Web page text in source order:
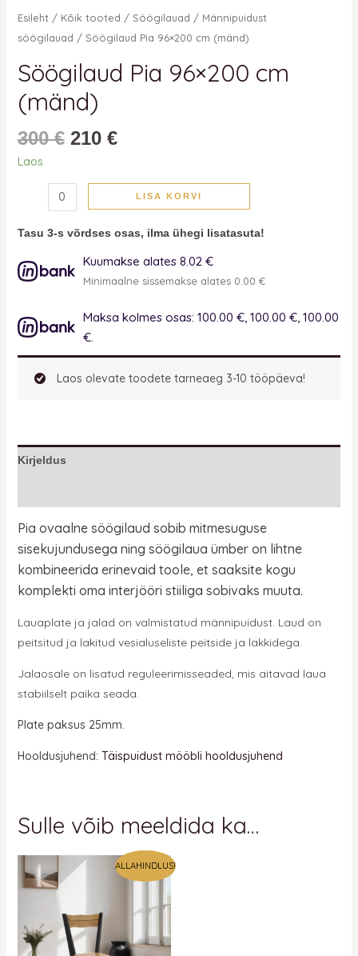
Esileht/ Kõik tooted / Söögilauad / Männipuidust
söögilauad / Söögilaud Pia 96×200 cm (mänd)
Söögilaud Pia 96×200 cm
(mänd)
300€ 210 €
Laos
LISA KORVI
Tasu 3-s võrdses osas, ilma ühegi lisatasuta!
Kuumakse alates 8.02 €
Minimaalne sissemakse alates 0.00 €
Maksa kolmes osas: 100.00 €, 100.00 €, 100.00
€.
Laos olevate toodete tarneaeg 3-10 tööpäeva!
Kirjeldus
Pia ovaalne söögilaud sobib mitmesuguse
sisekujundusega ning söögilaua ümber on lihtne
kombineerida erinevaid toole, et saaksite kogu
komplekti oma interjööri stiiliga sobivaks muuta.
Lauaplate ja jalad on valmistatud männipuidust. Laud on
peitsitud ja lakitud vesialuseliste peitside ja lakkidega.
Jalaosale on lisatud reguleerimisseaded, mis aitavad laua
stabiilselt paika seada.
Plate paksus 25mm.
Hooldusjuhend: Täispuidust mööbli hooldusjuhend
Sulle võib meeldida ka…
ALLAHINDLUS!